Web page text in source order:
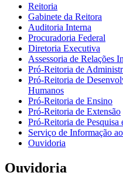
Reitoria
Gabinete da Reitora
Auditoria Interna
Procuradoria Federal
Diretoria Executiva
Assessoria de Relações
Pró-Reitoria de
Pró-Reitoria de
Humanos
Pró-Reitoria de Ensino
Pró-Reitoria de Extensão
Pró-Reitoria de Pesquisa
Serviço de Informação
Ouvidoria
Ouvidoria